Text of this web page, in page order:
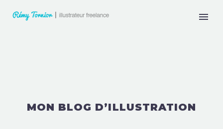
MON BLOG D’ILLUSTRATION